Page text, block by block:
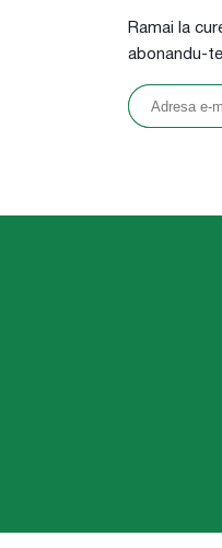
Ramai la
abonandu-